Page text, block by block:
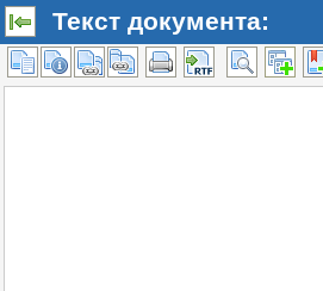
Текст документа: